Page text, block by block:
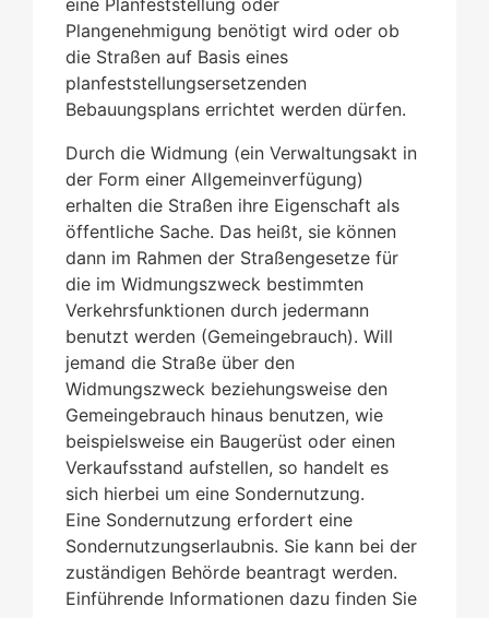
Plangenehmigung benötigt wird oder ob
die Straßen auf Basis eines
planfeststellungsersetzenden
Bebauungsplans errichtet werden dürfen.
Durch die Widmung (ein Verwaltungsakt in
der Form einer Allgemeinverfügung)
erhalten die Straßen ihre Eigenschaft als
öffentliche Sache. Das heißt, sie können
dann im Rahmen der Straßengesetze für
die im Widmungszweck bestimmten
Verkehrsfunktionen durch jedermann
benutzt werden (Gemeingebrauch). Will
jemand die Straße über den
Widmungszweck beziehungsweise den
Gemeingebrauch hinaus benutzen, wie
beispielsweise ein Baugerüst oder einen
Verkaufsstand aufstellen, so handelt es
sich hierbei um eine Sondernutzung.
Eine Sondernutzung erfordert eine
Sondernutzungserlaubnis. Sie kann bei der
zuständigen Behörde beantragt werden.
Einführende Informationen dazu finden Sie